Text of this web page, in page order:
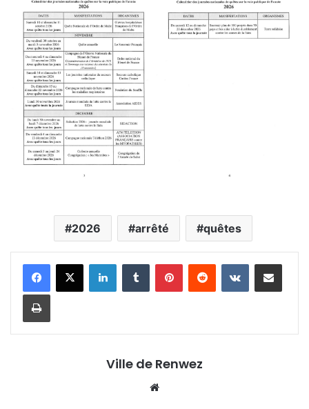
2026 arrêté quêtes
LinkedinTumblr PinterestReddit VKontaktePartager par email
Imprimer
Ville de Renwez